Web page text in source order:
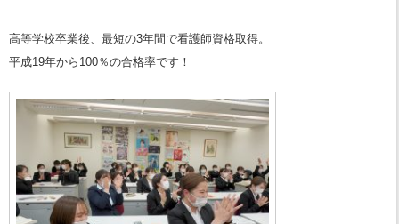
高等学校卒業後、最短の3年間で看護師資格取得。
平成19年から100％の合格率です！